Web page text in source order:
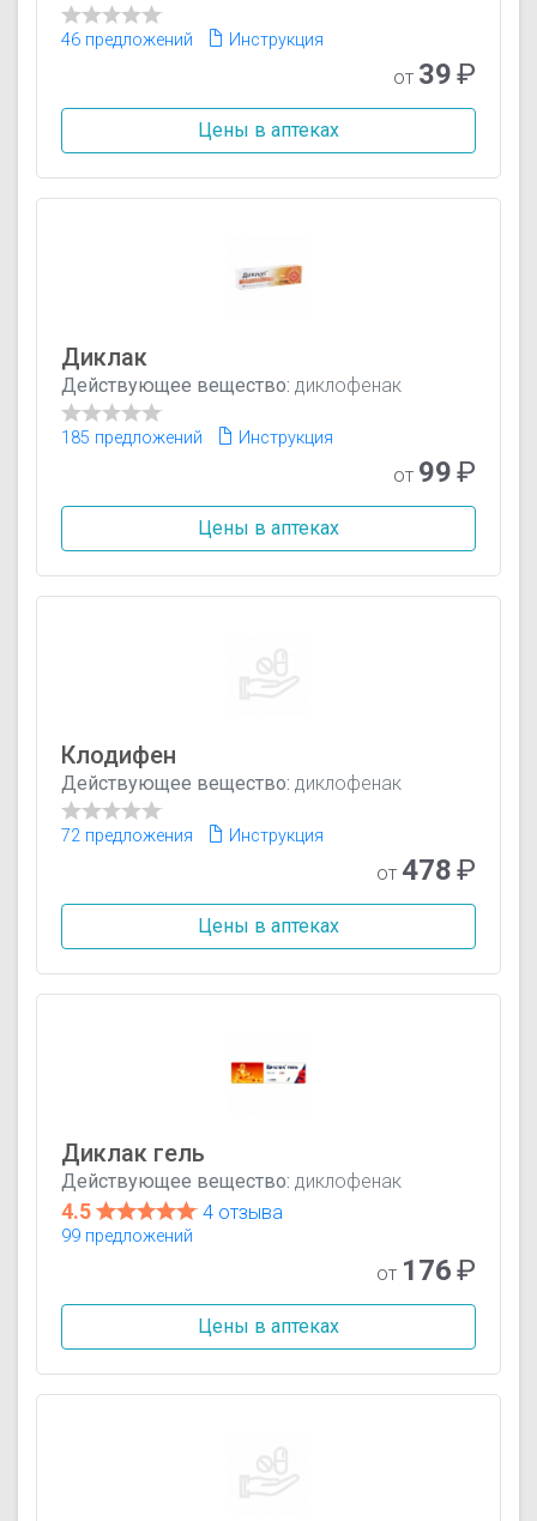
46 предложений Инструкция
от 39₽
Цены в аптеках
Диклак
Действующее вещество: диклофенак
185 предложений Инструкция
от 99₽
Цены в аптеках
Клодифен
Действующее вещество: диклофенак
72 предложения Инструкция
от 478₽
Цены в аптеках
Диклак гель
Действующее вещество: диклофенак
4.5 4 отзыва
99 предложений
от 176₽
Цены в аптеках